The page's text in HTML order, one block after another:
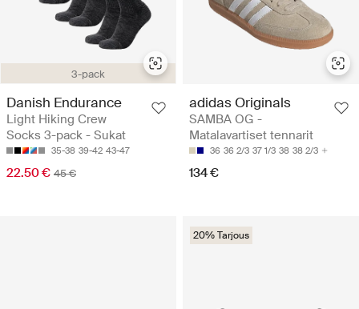
3-pack
Danish Endurance
Light Hiking Crew
Socks 3-pack - Sukat
35-38 39-42 43-47
22.50 € 45 €
adidas Originals
SAMBA OG -
Matalavartiset tennarit
36 36 2/3 37 1/3 38 38 2/3
134 €
20% Tarjous